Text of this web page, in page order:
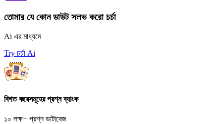
তোমার যে কোন ডাউট সলভ করো চর্চা
Ai এর মাধ্যমে
Try চর্চা Ai
বিগত বছরসমূহের প্রশ্ন ব্যাংক
১০ লক্ষ+ প্রশ্ন ডাটাবেজ